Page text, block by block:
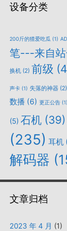
设备分类
200斤的猹爱吃瓜 (1)
笔---来自站
换机 (2) 前级
声卡 (1) 失落的神器 (2)
数播 (6) 更正公告 (1)
(5) 石机 (39)
(235) 耳机
解码器
文章归档
2023 年 4 月 (1)